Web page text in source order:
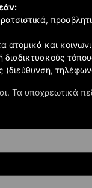
Τα υποχρεωτικά
ατομικά και
διαδικτυακούς
(διεύθυνση,